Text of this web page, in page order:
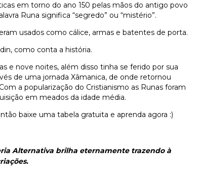
em torno do ano 150 pelas mãos do antigo povo
Runa significa “segredo” ou “mistério”.
usados como cálice, armas e batentes de porta.
como conta a história.
e nove noites, além disso tinha se ferido por sua
de uma jornada Xâmanica, de onde retornou
a popularização do Cristianismo as Runas foram
em meados da idade média.
baixe uma tabela gratuita e aprenda agora :)
Alternativa brilha eternamente trazendo à